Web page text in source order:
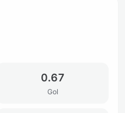
0.67
Gol